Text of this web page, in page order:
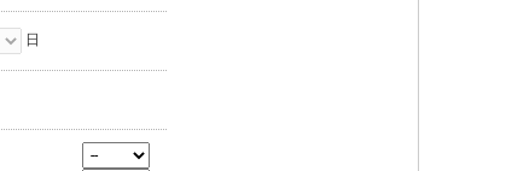
日